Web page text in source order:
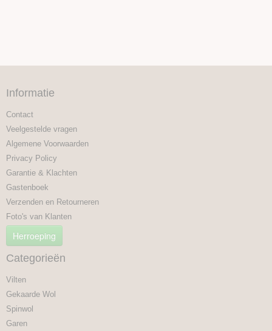
Informatie
Contact
Veelgestelde vragen
Algemene Voorwaarden
Privacy Policy
Garantie & Klachten
Gastenboek
Verzenden en Retourneren
Foto's van Klanten
Herroeping
Categorieën
Vilten
Gekaarde Wol
Spinwol
Garen